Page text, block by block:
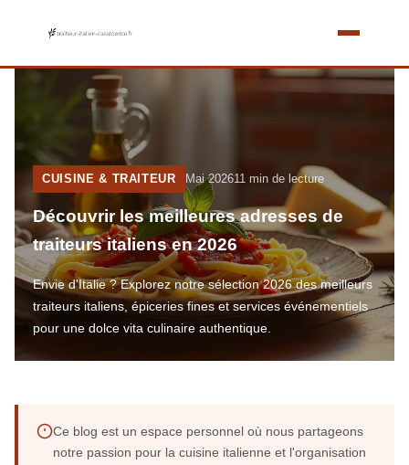
CUISINE & TRAITEUR Mai 202611 min de lecture
Découvrir les meilleures adresses de
traiteurs italiens en 2026
Envie d'Italie ? Explorez notre sélection 2026 des meilleurs
traiteurs italiens, épiceries fines et services événementiels
pour une dolce vita culinaire authentique.
Ce blog est un espace personnel où nous partageons
notre passion pour la cuisine italienne et l'organisation